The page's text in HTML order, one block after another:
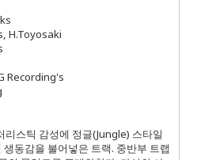
H.Toyosaki
Recording's
스틱 감성에 정글(Jungle) 스타일
동감을 불어넣은 트랙. 중반부 트랩